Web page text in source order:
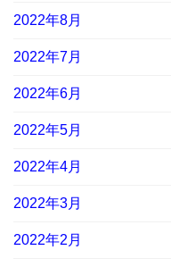
2022年8月
2022年7月
2022年6月
2022年5月
2022年4月
2022年3月
2022年2月